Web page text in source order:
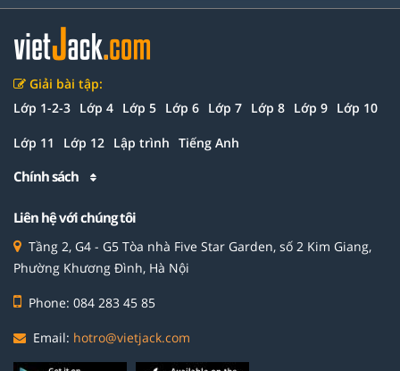
Giải bài tập:
Lớp 1-2-3 Lớp 4 Lớp 5 Lớp 6 Lớp 7 Lớp 8 Lớp 9 Lớp 10
Lớp 11 Lớp 12 Lập trình Tiếng Anh
Chính sách
Liên hệ với chúng tôi
Tầng 2, G4 - G5 Tòa nhà Five Star Garden, số 2 Kim Giang,
Phường Khương Đình, Hà Nội
Phone: 084 283 45 85
Email: hotro@vietjack.com